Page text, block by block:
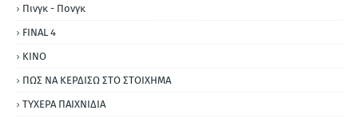
Πινγκ - Πονγκ
FINAL 4
ΚΙΝΟ
ΠΩΣ ΝΑ ΚΕΡΔΙΣΩ ΣΤΟ ΣΤΟΙΧΗΜΑ
ΤΥΧΕΡΑ ΠΑΙΧΝΙΔΙΑ